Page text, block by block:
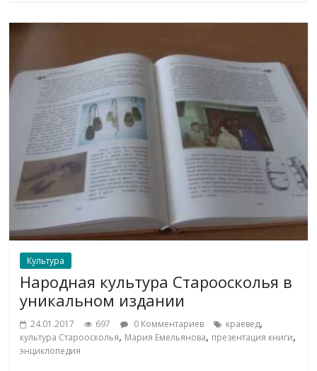
Культура
Народная культура Староосколья в
уникальном издании
24.01.2017 697 0 Комментариев краевед,
культура Староосколья, Мария Емельянова, презентация книги,
энциклопедия